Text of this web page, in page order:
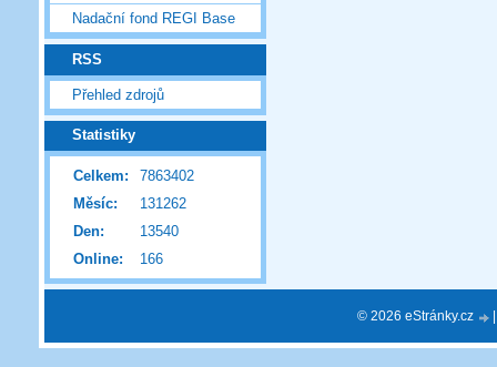
Nadační fond REGI Base
RSS
Přehled zdrojů
Statistiky
Online: 166
Celkem:
7863402
Měsíc:
131262
Den:
13540
© 2026 eStránky.cz